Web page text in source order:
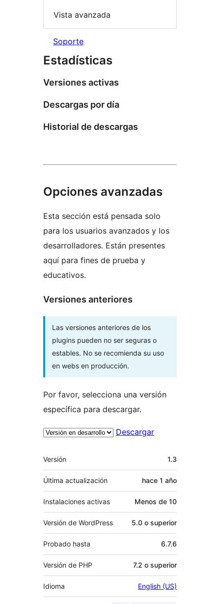
Vista avanzada
Soporte
Estadísticas
Versiones activas
Descargas por día
Historial de descargas
Opciones avanzadas
Esta sección está pensada solo
para los usuarios avanzados y los
desarrolladores. Están presentes
aquí para fines de prueba y
educativos.
Versiones anteriores
Las versiones anteriores de los
plugins pueden no ser seguras o
estables. No se recomienda su uso
en webs en producción.
Por favor, selecciona una versión
específica para descargar.
Descargar
Meta
Versión 1.3
Última actualización hace 1 año
Instalaciones activas Menos de 10
Versión de WordPress 5.0 o superior
Probado hasta 6.7.6
Versión de PHP 7.2 o superior
Idioma English (US)